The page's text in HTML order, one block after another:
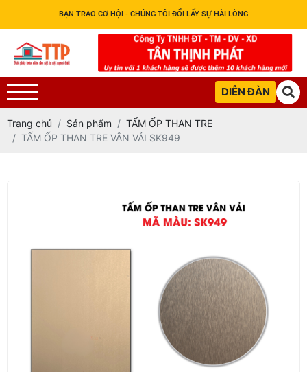
BẠN TRAO CƠ HỘI - CHÚNG TÔI ĐỔI LẤY SỰ HÀI LÒNG
DIỄN ĐÀN
Trang chủ Sản phẩm
TẤM ỐP THAN TRE
TẤM ỐP THAN TRE VÂN VẢI SK949